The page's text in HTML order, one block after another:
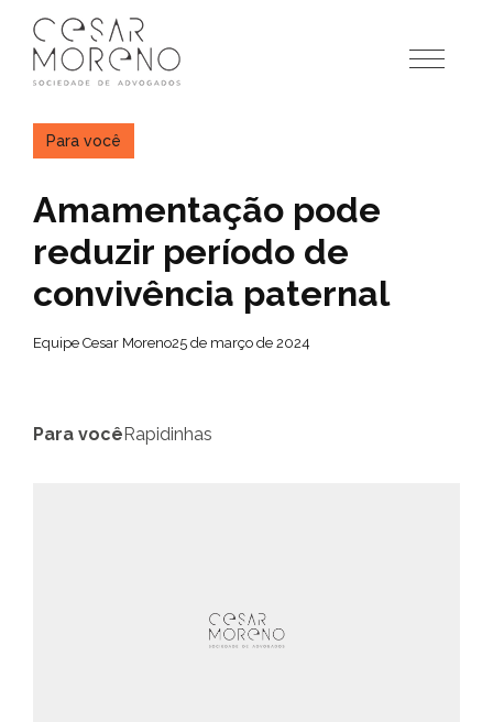
para
conteúdo
Para você
Amamentação pode
reduzir período de
convivência paternal
Equipe Cesar Moreno25 de março de 2024
Para vocêRapidinhas